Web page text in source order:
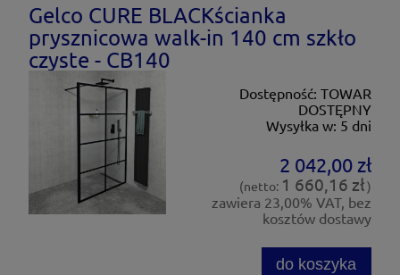
Gelco CURE BLACKścianka
prysznicowa walk-in 140 cm szkło
czyste - CB140
Dostępność: TOWAR
DOSTĘPNY
Wysyłka w: 5 dni
2 042,00 zł
(netto: 1 660,16 zł)
zawiera 23,00% VAT, bez
kosztów dostawy
do koszyka